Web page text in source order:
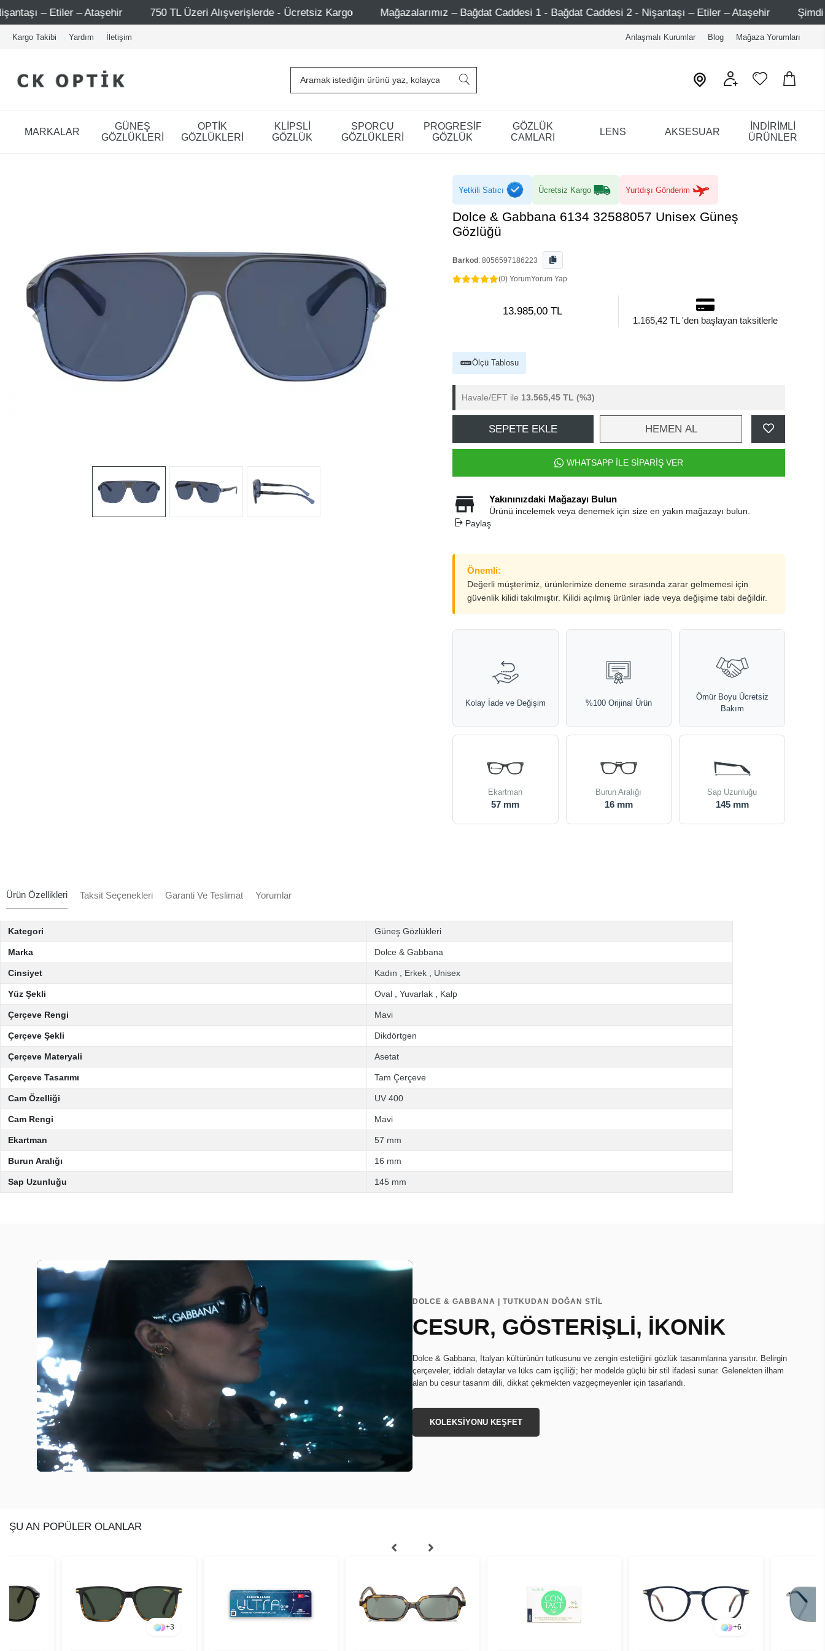
750 TL Üzeri Alışverişlerde - Ücretsiz Kargo Mağazalarımız – Bağdat Caddesi 1 - Bağdat Caddesi 2 - Nişantaşı – Etiler – Ataşehir Şimdi Üye ol ! 5000 TL
Kargo Takibi Yardım İletişim Anlaşmalı Kurumlar Blog Mağaza Yorumları
MARKALAR
GÜNEŞ
GÖZLÜKLERİ
OPTİK
GÖZLÜKLERİ
KLİPSLİ
GÖZLÜK
SPORCU
GÖZLÜKLERİ
PROGRESİF
GÖZLÜK
GÖZLÜK
CAMLARI
LENS AKSESUAR
İNDİRİMLİ
ÜRÜNLER
Yetkili Satıcı Ücretsiz Kargo Yurtdışı Gönderim
Dolce & Gabbana 6134 32588057 Unisex Güneş
Gözlüğü
Barkod : 8056597186223
(0) YorumYorum Yap
13.985,00 TL
1.165,42 TL 'den başlayan taksitlerle
Ölçü Tablosu
Havale/EFT ile 13.565,45 TL (%3)
SEPETE EKLE HEMEN AL
WHATSAPP İLE SİPARİŞ VER
Yakınınızdaki Mağazayı Bulun
Ürünü incelemek veya denemek için size en yakın mağazayı bulun.
Paylaş
Önemli:
Değerli müşterimiz, ürünlerimize deneme sırasında zarar gelmemesi için
güvenlik kilidi takılmıştır. Kilidi açılmış ürünler iade veya değişime tabi değildir.
Kolay İade ve Değişim %100 Orijinal Ürün
Ömür Boyu Ücretsiz
Bakım
Ekartman
57 mm
Burun Aralığı
16 mm
Sap Uzunluğu
145 mm
Ürün Özellikleri Taksit Seçenekleri Garanti Ve Teslimat Yorumlar
Kategori Güneş Gözlükleri
Marka Dolce & Gabbana
Cinsiyet Kadın Erkek Unisex
Yüz Şekli Oval Yuvarlak Kalp
Çerçeve Rengi Mavi
Çerçeve Şekli Dikdörtgen
Çerçeve Materyali Asetat
Çerçeve Tasarımı Tam Çerçeve
Cam Özelliği UV 400
Cam Rengi Mavi
Ekartman 57 mm
Burun Aralığı 16 mm
Sap Uzunluğu 145 mm
DOLCE & GABBANA | TUTKUDAN DOĞAN STİL
CESUR, GÖSTERİŞLİ, İKONİK
Dolce & Gabbana, İtalyan kültürünün tutkusunu ve zengin estetiğini gözlük tasarımlarına yansıtır. Belirgin
çerçeveler, iddialı detaylar ve lüks cam işçiliği; her modelde güçlü bir stil ifadesi sunar. Gelenekten ilham
alan bu cesur tasarım dili, dikkat çekmekten vazgeçmeyenler için tasarlandı.
KOLEKSİYONU KEŞFET
ŞU AN POPÜLER OLANLAR
+2